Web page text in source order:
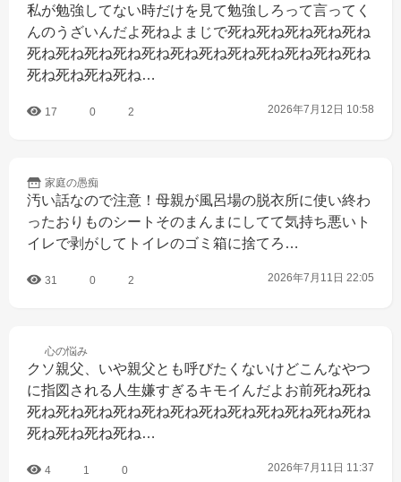
私が勉強してない時だけを見て勉強しろって言ってく
んのうざいんだよ死ねよまじで死ね死ね死ね死ね死ね
死ね死ね死ね死ね死ね死ね死ね死ね死ね死ね死ね死ね
死ね死ね死ね死ね…
17 0 2 2026年7月12日 10:58
家庭の愚痴
汚い話なので注意！母親が風呂場の脱衣所に使い終わ
ったおりものシートそのまんまにしてて気持ち悪いト
イレで剥がしてトイレのゴミ箱に捨てろ…
31 0 2 2026年7月11日 22:05
心の悩み
クソ親父、いや親父とも呼びたくないけどこんなやつ
に指図される人生嫌すぎるキモイんだよお前死ね死ね
死ね死ね死ね死ね死ね死ね死ね死ね死ね死ね死ね死ね
死ね死ね死ね死ね…
4 1 0 2026年7月11日 11:37